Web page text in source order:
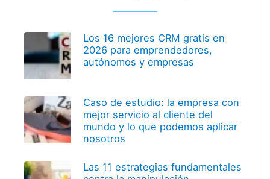
Los 16 mejores CRM gratis en
2026 para emprendedores,
autónomos y empresas
Caso de estudio: la empresa con
mejor servicio al cliente del
mundo y lo que podemos aplicar
nosotros
Las 11 estrategias fundamentales